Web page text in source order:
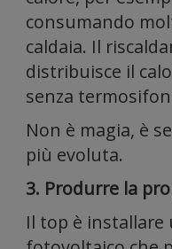
consumando
caldaia. Il
distribuisce il
senza
Non è magia, è
più evoluta.
3. Produrre la
Il top è